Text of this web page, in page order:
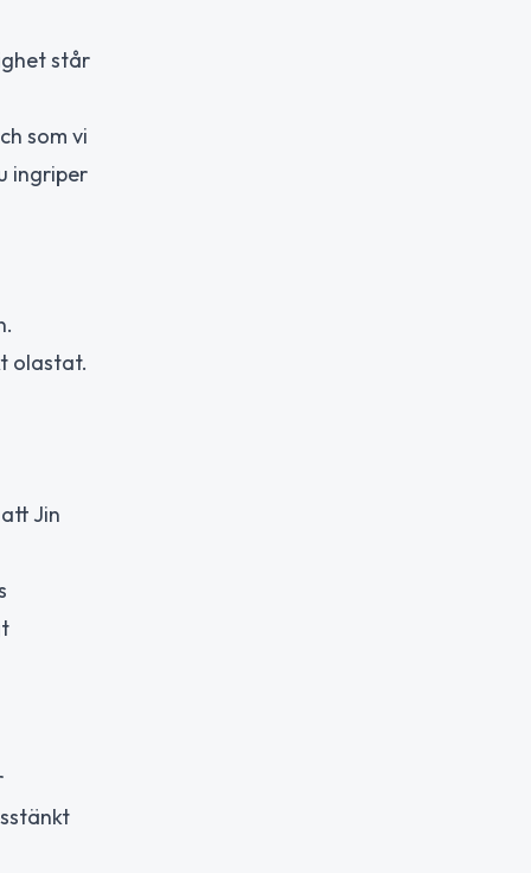
står
som vi
ingriper
olastat.
Jin